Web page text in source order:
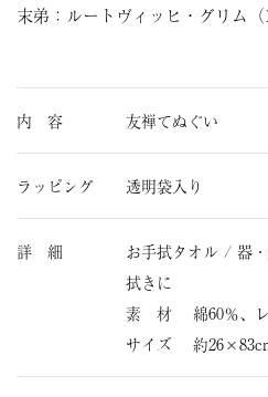
末弟：ルートヴィッヒ・グリム（
内 容 友禅てぬぐい
ラッピング 透明袋入り
詳 細
お手拭タオル / 器
拭きに
素 材 綿60％、レ
サイズ 約